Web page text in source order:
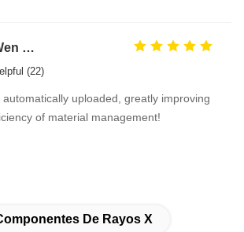
Lim Wen Hao
(22)
automatically uploaded, greatly improving
of material management!
De Rayos X